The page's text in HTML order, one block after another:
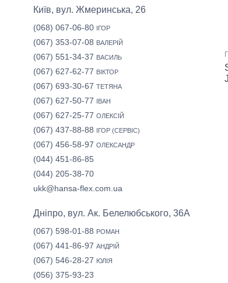
Київ, вул. Жмеринська, 26
(068) 067-06-80 ІГОР
(067) 353-07-08 ВАЛЕРІЙ
(067) 551-34-37 ВАСИЛЬ
(067) 627-62-77 ВІКТОР
(067) 693-30-67 ТЕТЯНА
(067) 627-50-77 ІВАН
(067) 627-25-77 ОЛЕКСІЙ
(067) 437-88-88 ІГОР (СЕРВІС)
(067) 456-58-97 ОЛЕКСАНДР
(044) 451-86-85
(044) 205-38-70
ukk@hansa-flex.com.ua
Дніпро, вул. Ак. Белелюбського, 36А
(067) 598-01-88 РОМАН
(067) 441-86-97 АНДРІЙ
(067) 546-28-27 ЮЛІЯ
(056) 375-93-23